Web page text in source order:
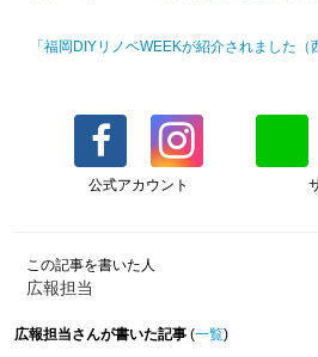
「福岡DIYリノベWEEKが紹介されました
公式アカウント
この記事を書いた人
広報担当
広報担当さんが書いた記事 (一覧)